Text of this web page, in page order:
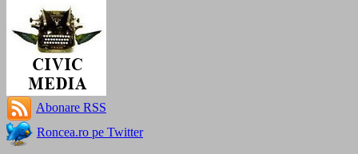
Abonare RSS
Roncea.ro pe Twitter